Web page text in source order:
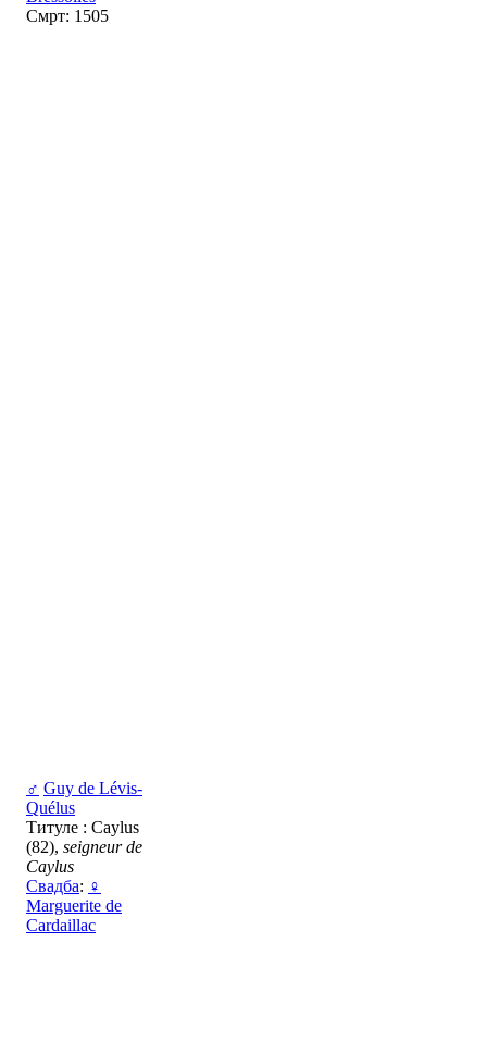
Смрт: 1505
♂ Guy de Lévis-
Quélus
Титуле : Caylus
(82), seigneur de
Caylus
Свадба: ♀
Marguerite de
Cardaillac